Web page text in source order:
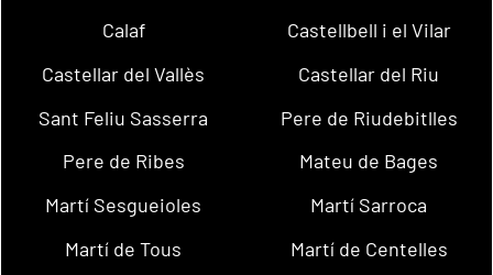
Calaf
Castellbell i el Vilar
Castellar del Vallès
Castellar del Riu
Sant Feliu Sasserra
Pere de Riudebitlles
Pere de Ribes
Mateu de Bages
Martí Sesgueioles
Martí Sarroca
Martí de Tous
Martí de Centelles